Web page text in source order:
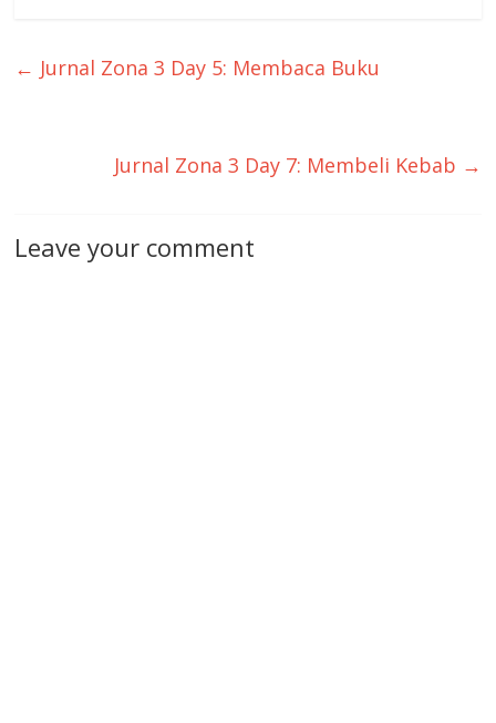
← Jurnal Zona 3 Day 5: Membaca Buku
Jurnal Zona 3 Day 7: Membeli Kebab →
Leave your comment